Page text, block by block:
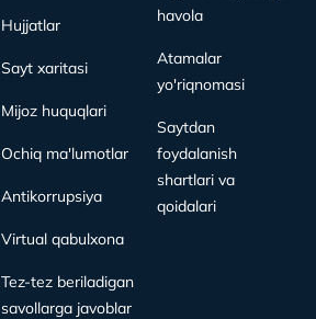
Hujjatlar
Sayt xaritasi
Mijoz huquqlari
Ochiq ma'lumotlar
Antikorrupsiya
Virtual qabulxona
Tez-tez beriladigan
savollarga javoblar
havola
Atamalar
yo'riqnomasi
Saytdan
foydalanish
shartlari va
qoidalari